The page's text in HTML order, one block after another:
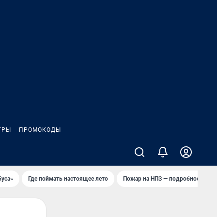
ПРОМОКОДЫ
Где поймать настоящее лето Пожар на НПЗ — подробности